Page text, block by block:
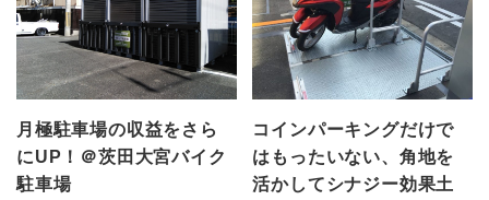
月極駐車場の収益をさら
にUP！＠茨田大宮バイク
駐車場
コインパーキングだけで
はもったいない、角地を
活かしてシナジー効果土